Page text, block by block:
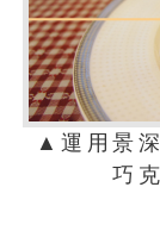
▲運用景
巧